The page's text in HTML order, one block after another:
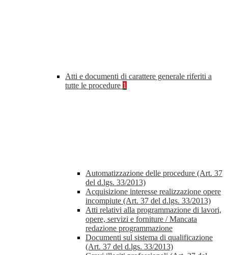
Atti e documenti di carattere generale riferiti a
tutte le procedure 1
Automatizzazione delle procedure (Art. 37
del d.lgs. 33/2013)
Acquisizione interesse realizzazione opere
incompiute (Art. 37 del d.lgs. 33/2013)
Atti relativi alla programmazione di lavori,
opere, servizi e forniture / Mancata
redazione programmazione
Documenti sul sistema di qualificazione
(Art. 37 del d.lgs. 33/2013)